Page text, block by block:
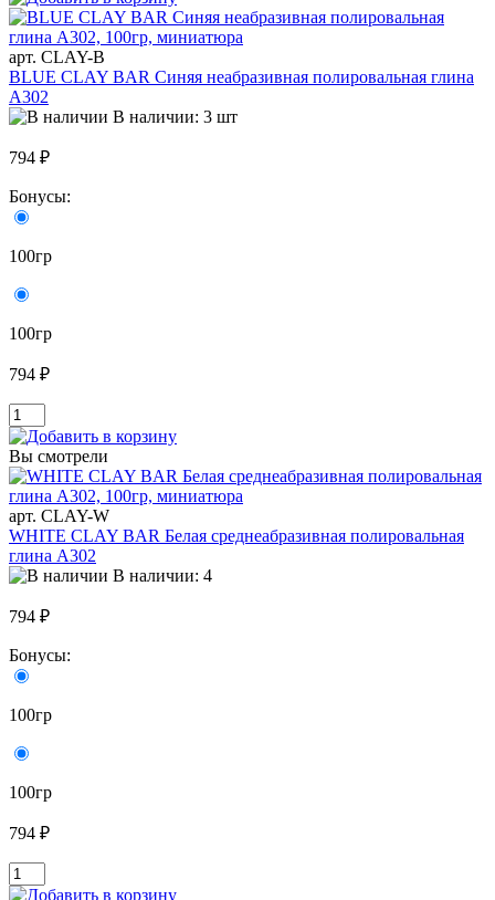
арт. CLAY-B
BLUE CLAY BAR Синяя неабразивная полировальная глина
A302
В наличии: 3 шт
794 ₽
Бонусы:
100гр
100гр
794 ₽
Вы смотрели
арт. CLAY-W
WHITE CLAY BAR Белая среднеабразивная полировальная
глина A302
В наличии: 4
794 ₽
Бонусы:
100гр
100гр
794 ₽